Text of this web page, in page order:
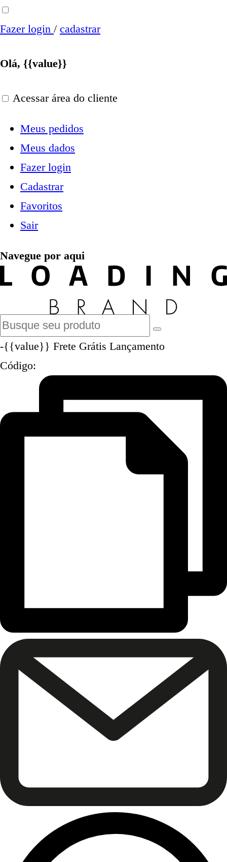
Fazer login / cadastrar
Olá, {{value}}
Acessar área do cliente
Meus pedidos
Meus dados
Fazer login
Cadastrar
Favoritos
Sair
Navegue por aqui
-{{value}} Frete Grátis Lançamento
Código: